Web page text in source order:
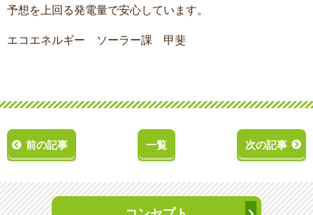
予想を上回る発電量で安心しています。
エコエネルギー ソーラー課 甲斐
前の記事 一覧 次の記事